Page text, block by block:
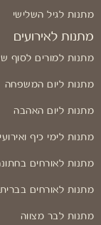
מתנות לגיל השלישי
מתנות לאירועים
מתנות למורים לסוף
מתנות ליום המשפחה
מתנות ליום האהבה
מתנות לימי כיף
מתנות לאורחים
מתנות לאורחים
מתנות לבר מצווה